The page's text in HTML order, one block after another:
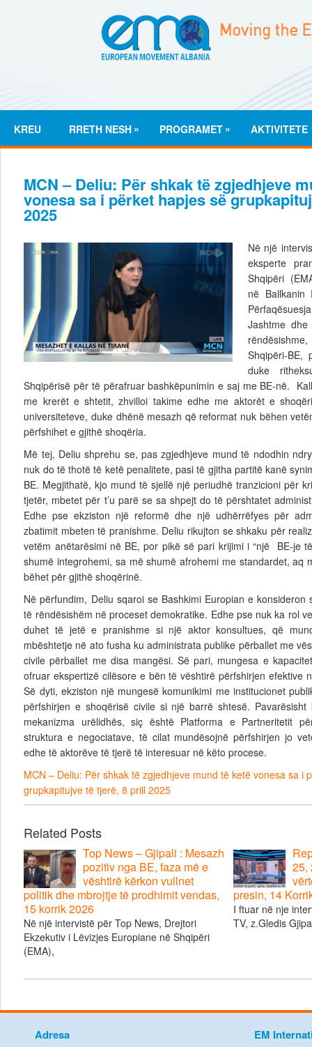
KREU RRETH NESH » PROGRAMET » AKTIVITETE
MCN – Deliu: Për shkak të zgjedhjeve
vonesa sa i përket hapjes së
2025
Në një
eksperte
Shqipëri
në Ballkanin
Jashtme
Shqipëri-BE,
duke
Shqipërisë për të përafruar bashkëpunimin e saj me BE-në.
me krerët e shtetit, zhvilloi takime edhe me aktorët e
universiteteve, duke dhënë mesazh që reformat nuk bëhen
përfshihet e gjithë shoqëria.
Më tej, Deliu shprehu se, pas zgjedhjeve mund të ndodhin
nuk do të thotë të ketë penalitete, pasi të gjitha partitë kanë
BE. Megjithatë, kjo mund të sjellë një periudhë tranzicioni për
tjetër, mbetet për t’u parë se sa shpejt do të përshtatet
Edhe pse ekziston një reformë dhe një udhërrëfyes për
zbatimit mbeten të pranishme. Deliu rikujton se shkaku për
vetëm anëtarësimi në BE,por pikë së pari krijimi i “një BE-je
shumë integrohemi, sa më shumë afrohemi me standardet, aq
bëhet për gjithë shoqërinë.
Në përfundim, Deliu sqaroi se Bashkimi Europian e konsideron
të rëndësishëm në proceset demokratike. Edhe pse nuk ka rol
duhet të jetë e pranishme si një aktor konsultues, që
mbështetje në ato fusha ku administrata publike përballet me
civile përballet me disa mangësi. Së pari, mungesa e
ofruar ekspertizë cilësore e bën të vështirë përfshirjen efektive
Së dyti, ekziston një mungesë komunikimi me institucionet
përfshirjen e shoqërisë civile si një barrë shtesë.
mekanizma urëlidhës, siç është Platforma e Partneritetit
struktura e negociatave, të cilat mundësojnë përfshirjen jo
edhe të aktorëve të tjerë të interesuar në këto procese.
MCN – Deliu: Për shkak të zgjedhjeve mund të ketë vonesa sa i
grupkapitujve të tjerë, 8 prill 2025
Related Posts
Top News – Gjipali : Mesazh
pozitiv nga BE, faza më e
vështirë kërkon vullnet
politik dhe mbrojtje të prodhimit vendas,
15 korrik 2026
Në një intervistë për Top News, Drejtori
Ekzekutiv i Lëvizjes Europiane në Shqipëri
(EMA),
25,
presin, 14
I ftuar në nje
TV, z.Gledis
Adresa EM